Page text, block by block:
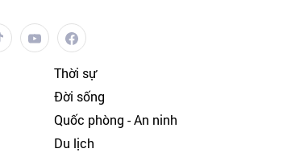
Thời sự
Đời sống
Quốc phòng - An ninh
Du lịch